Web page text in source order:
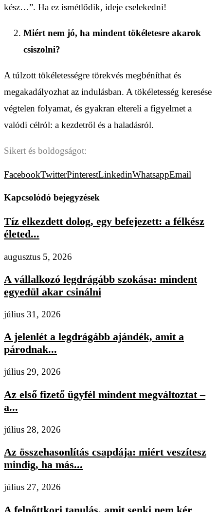
kész…”. Ha ez ismétlődik, ideje cselekedni!
Miért nem jó, ha mindent tökéletesre akarok
csiszolni?
A túlzott tökéletességre törekvés megbéníthat és
megakadályozhat az indulásban. A tökéletesség keresése
végtelen folyamat, és gyakran eltereli a figyelmet a
valódi célról: a kezdetről és a haladásról.
Sikert és boldogságot:
FacebookTwitterPinterestLinkedinWhatsappEmail
Kapcsolódó bejegyzések
Tíz elkezdett dolog, egy befejezett: a félkész
életed...
augusztus 5, 2026
A vállalkozó legdrágább szokása: mindent
egyedül akar csinálni
július 31, 2026
A jelenlét a legdrágább ajándék, amit a
párodnak...
július 29, 2026
Az első fizető ügyfél mindent megváltoztat –
a...
július 28, 2026
Az összehasonlítás csapdája: miért veszítesz
mindig, ha más...
július 27, 2026